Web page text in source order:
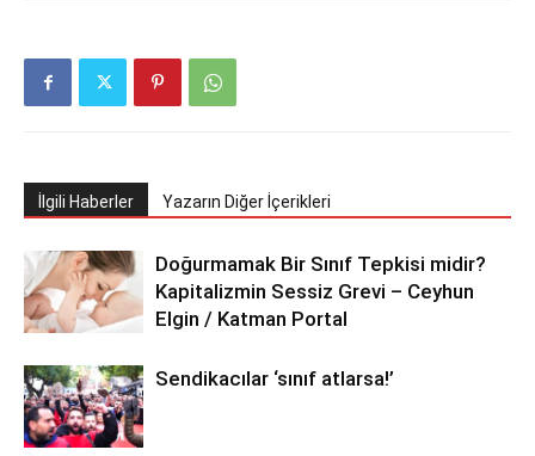
İlgili Haberler Yazarın Diğer İçerikleri
Doğurmamak Bir Sınıf Tepkisi midir?
Kapitalizmin Sessiz Grevi – Ceyhun
Elgin / Katman Portal
Sendikacılar ‘sınıf atlarsa!’